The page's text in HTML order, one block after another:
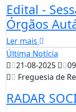
Edital -
Órgãos
Ler mais
Última Notícia
21-08-2025
Freguesia de
RADAR